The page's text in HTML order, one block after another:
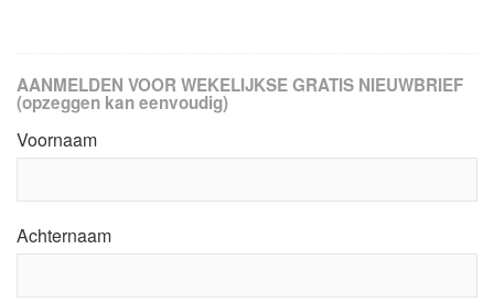
AANMELDEN VOOR WEKELIJKSE GRATIS NIEUWBRIEF
(opzeggen kan eenvoudig)
Voornaam
Achternaam